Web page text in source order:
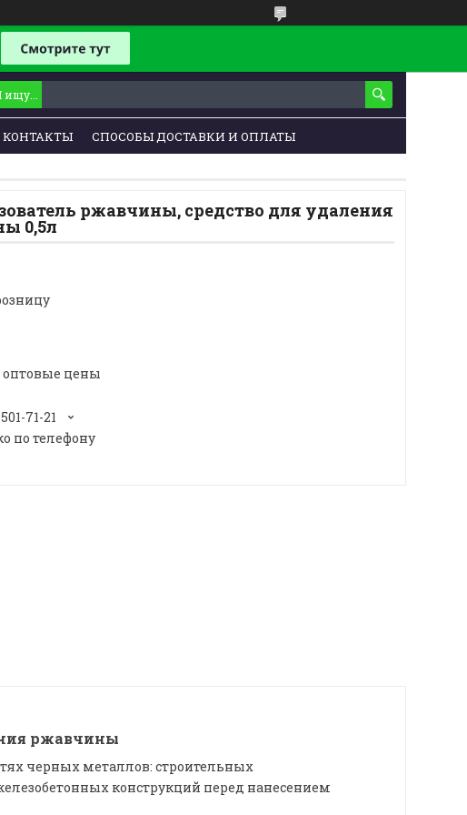
КОНТАКТЫ СПОСОБЫ ДОСТАВКИ И ОПЛАТЫ
ржавчины, средство для удаления
0,5л
оптовые цены
71-21
по телефону
ржавчины
черных металлов: строительных
конструкций перед нанесением